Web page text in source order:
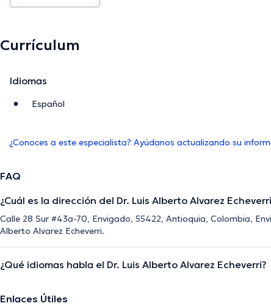
Currículum
Idiomas
Español
¿Conoces a este especialista? Ayúdanos actualizando su
FAQ
¿Cuál es la dirección del Dr. Luis Alberto Alvarez
Calle 28 Sur #43a-70, Envigado, 55422, Antioquia, Colombia,
Alberto Alvarez Echeverri.
¿Qué idiomas habla el Dr. Luis Alberto Alvarez Echeverri?
Enlaces Útiles